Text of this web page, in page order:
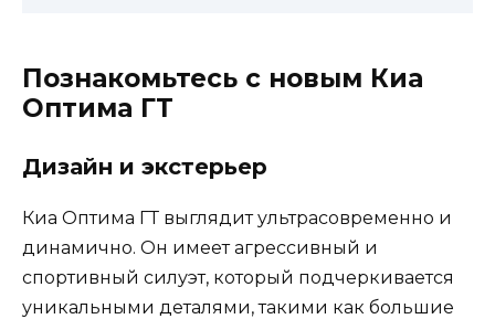
Познакомьтесь с новым Киа
Оптима ГТ
Дизайн и экстерьер
Киа Оптима ГТ выглядит ультрасовременно и
динамично. Он имеет агрессивный и
спортивный силуэт, который подчеркивается
уникальными деталями, такими как большие